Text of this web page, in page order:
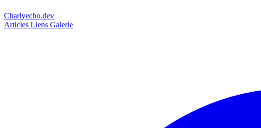
Charlyecho.dev
Articles Liens Galerie